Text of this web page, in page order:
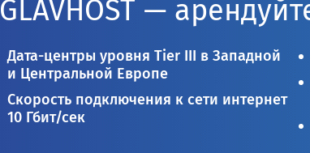
GLAVHOST —
Дата-центры уровня Tier III в Западной
и Центральной Европе
Скорость подключения к сети интернет
10 Гбит/сек